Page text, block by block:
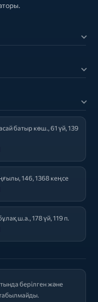
батыр көш., 61 үй, 139
146, 1368 кеңсе
ш.а., 178 үй, 119 п.
берілген және